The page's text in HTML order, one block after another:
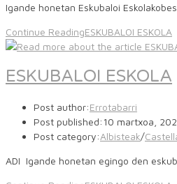
Igande honetan Eskubaloi
Continue ReadingESKUBALOI ESKOLA
ESKUBALOI ESKOLA
Post author:Errotabarri
Post published: 10 martxoa,
Post category:Albisteak/
ADI Igande honetan egingo den